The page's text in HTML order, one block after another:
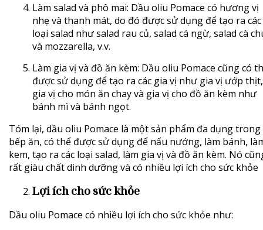
Làm salad và phô mai: Dầu oliu Pomace có hương vị
nhẹ và thanh mát, do đó được sử dụng để tạo ra các
loại salad như salad rau củ, salad cá ngừ, salad cà
và mozzarella, v.v.
Làm gia vị và đồ ăn kèm: Dầu oliu Pomace cũng có
được sử dụng để tạo ra các gia vị như gia vị ướp thịt,
gia vị cho món ăn chay và gia vị cho đồ ăn kèm như
bánh mì và bánh ngọt.
Tóm lại, dầu oliu Pomace là một sản phẩm đa dụng trong
bếp ăn, có thể được sử dụng để nấu nướng, làm bánh,
kem, tạo ra các loại salad, làm gia vị và đồ ăn kèm. Nó
rất giàu chất dinh dưỡng và có nhiều lợi ích cho sức khỏe
Lợi ích cho sức khỏe
Dầu oliu Pomace có nhiều lợi ích cho sức khỏe như: